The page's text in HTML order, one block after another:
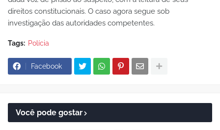
direitos constitucionais. O caso agora segue sob
investigação das autoridades competentes.
Tags: Polícia
Facebook
Você pode gostar